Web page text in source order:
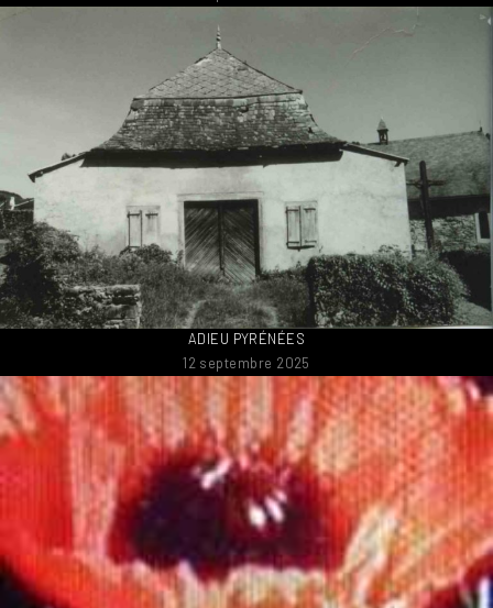
ADIEU PYRÉNÉES
12 septembre 2025